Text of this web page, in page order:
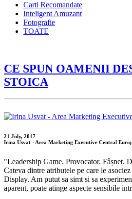
Carti Recomandate
Inteligent Amuzant
Fotografie
TOATE
CE SPUN OAMENII
STOICA
21 July, 2017
Irina Usvat - Area Marketing Executive Central
"Leadership Game. Provocator. Fâșneț.
Cateva dintre atributele pe care le
Display. Am putut sa simt si sa
aparent, poate atinge aspecte sensibile